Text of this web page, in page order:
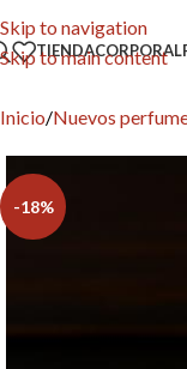
Skip to navigation
Skip to main content
TIENDACORPORAL
Inicio Nuevos
-18%